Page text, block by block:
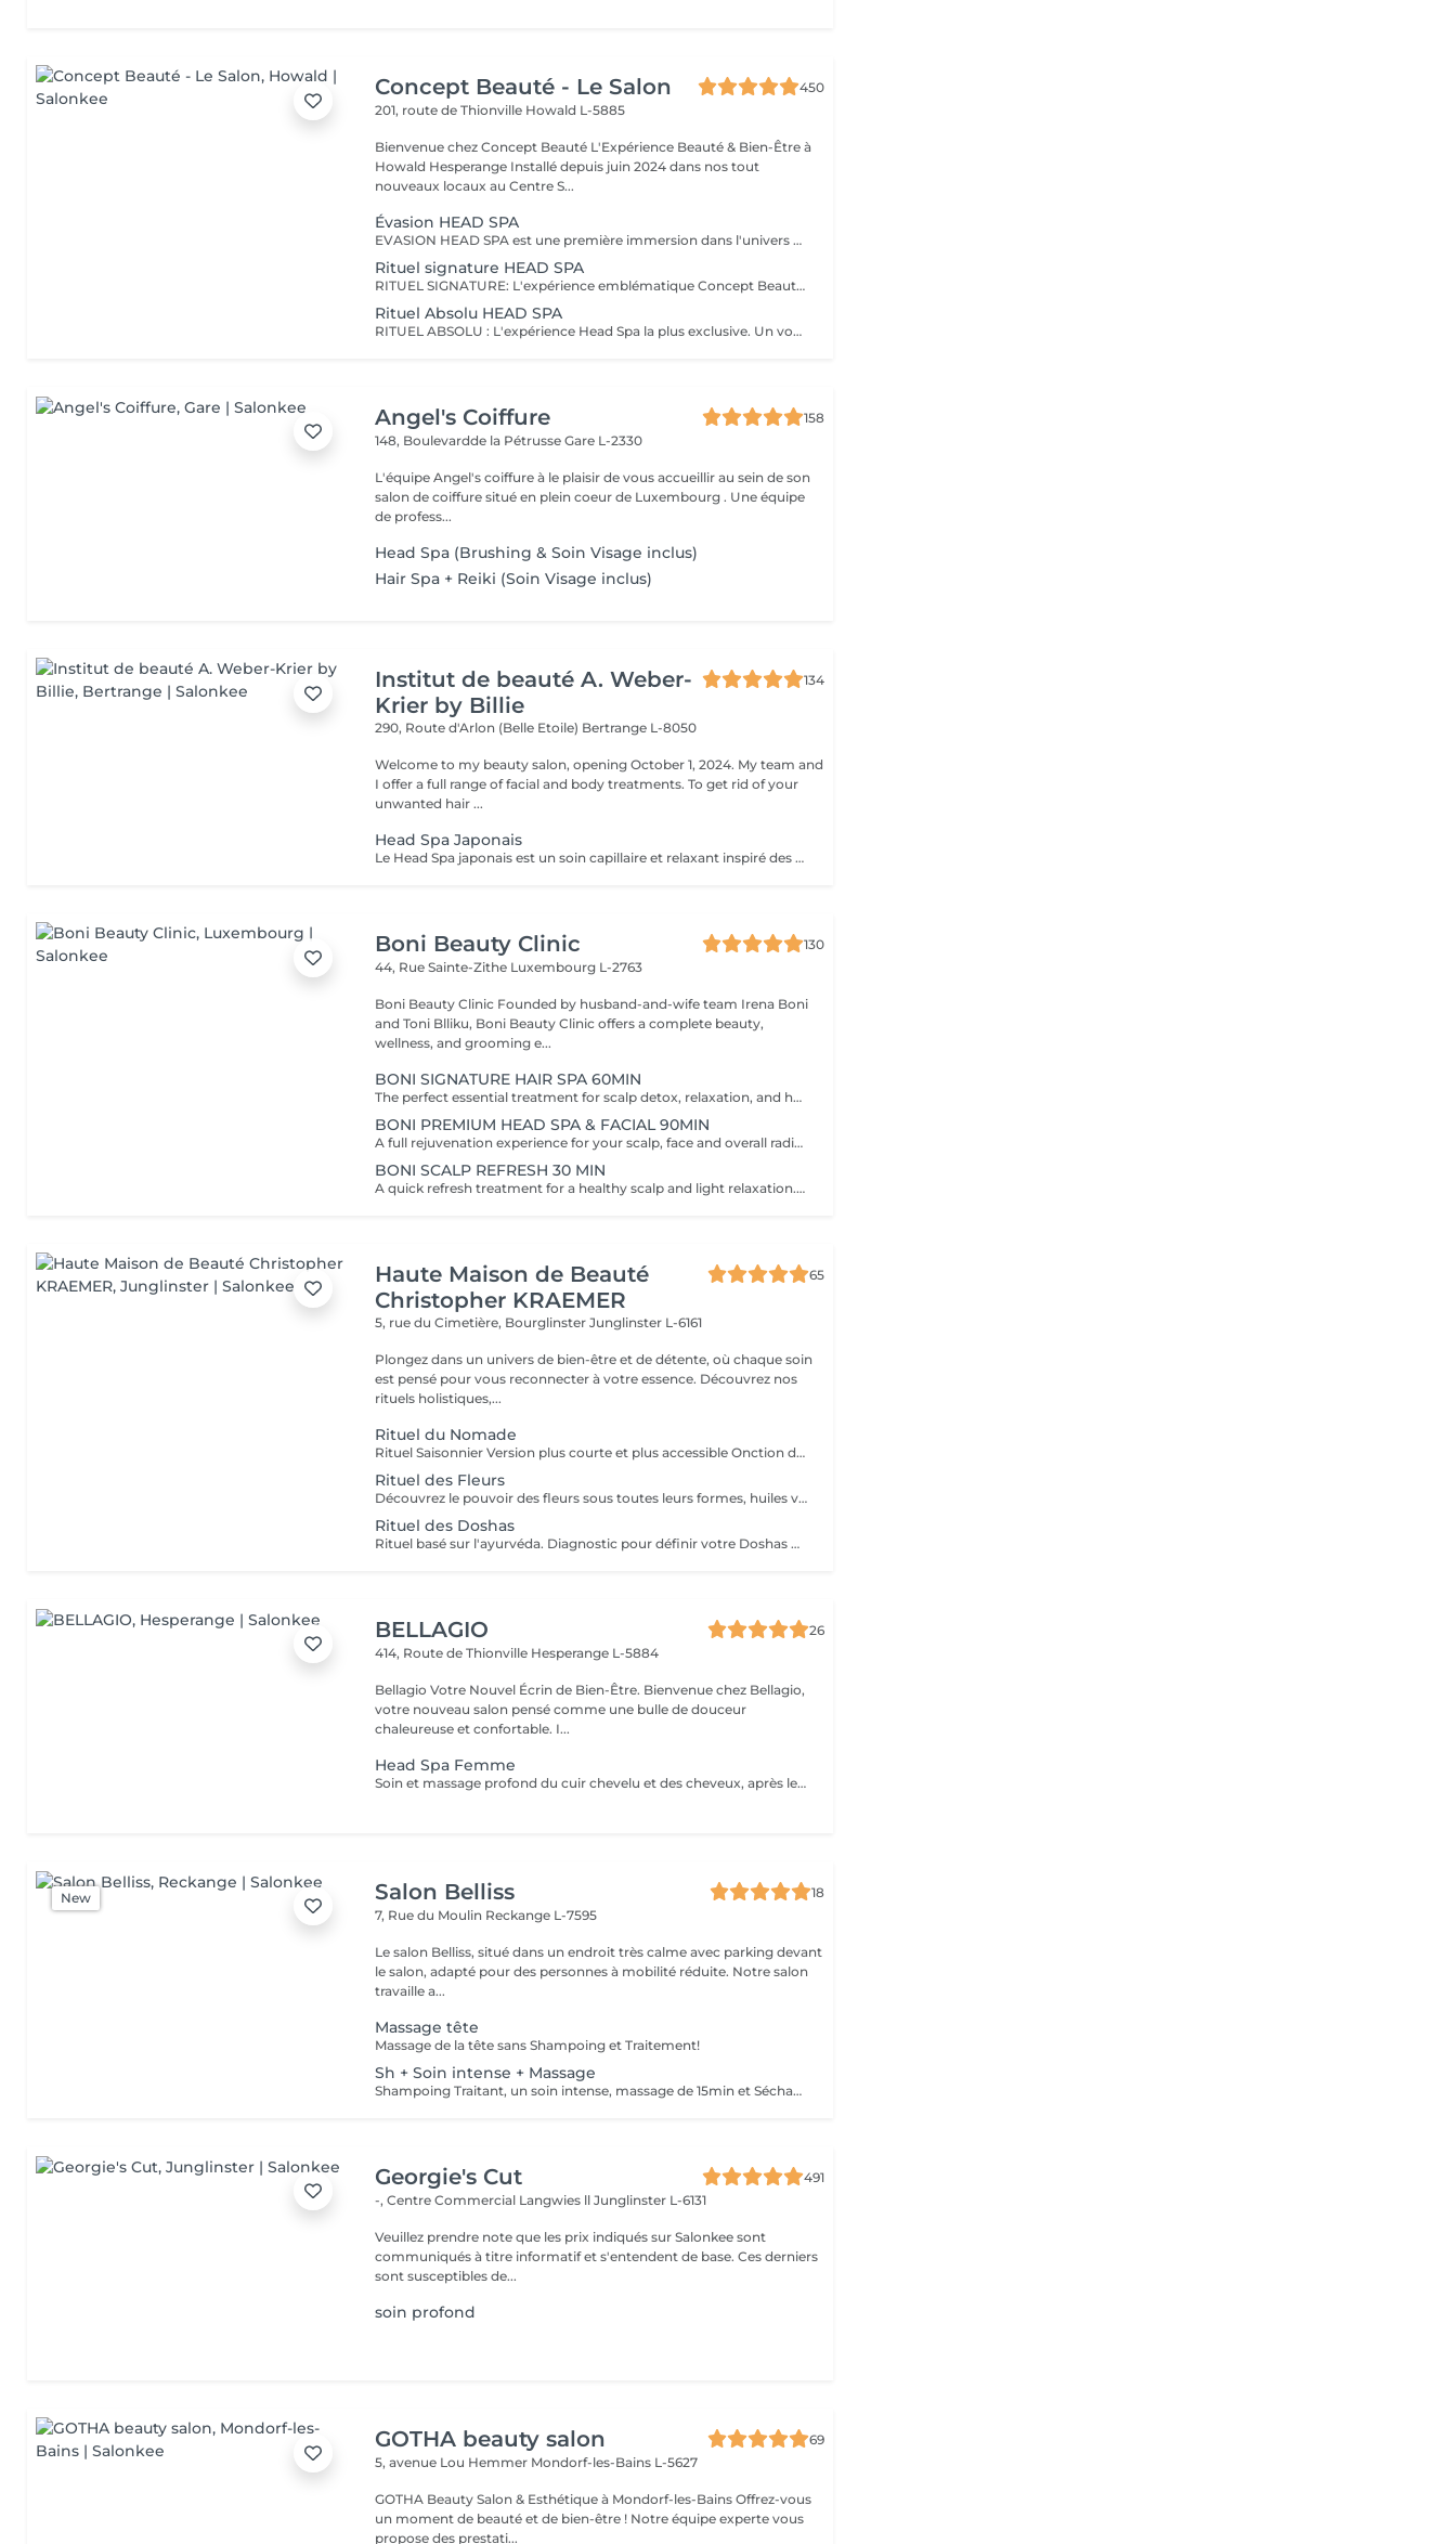
Concept Beauté - Le Salon
450
201, route de Thionville Howald L-5885
Bienvenue chez Concept Beauté L'Expérience Beauté & Bien-Être à
Howald Hesperange Installé depuis juin 2024 dans nos tout
nouveaux locaux au Centre S...
Évasion HEAD SPA
EVASION HEAD SPA est une première immersion dans l'univers du Head Spa. Ce rituel découverte vous invite à relâcher les tensions accumulées grâce à un massage du cuir chevelu associé à une expérience sensorielle autour de l'eau et à un soin adapté. Idéal pour découvrir les bienfaits du Head Spa et s'offrir un véritable moment de détente. Coiffage ou brushing inclus. DECOUVREZ NOTRE UNIVERS HEAD SPA, une expérience unique alliant relaxation profonde, soin du cuir chevelu et beauté du cheveu. Inspirés des rituels de bien-être japonais, nos soins Head Spa sont conçus pour procurer un véritable moment de déconnexion tout en prenant soin de vos cheveux et de votre cuir chevelu. Chaque rituel associe des techniques de massage relaxantes, un travail autour de l'eau, des soins professionnels adaptés et se termine par un coiffage ou un brushing afin que vous repartiez détendue et sublimée. Accordez-vous une parenthèse hors du temps et choisissez le rituel qui correspond à vos envies.
Rituel signature HEAD SPA
RITUEL SIGNATURE: L'expérience emblématique Concept Beauté. Un rituel complet alliant bien-être, soin du cuir chevelu, beauté du cheveu et coiffage personnalisé. DECOUVREZ NOTRE UNIVERS HEAD SPA, une expérience unique alliant relaxation profonde, soin du cuir chevelu et beauté du cheveu. Inspirés des rituels de bien-être japonais, nos soins Head Spa sont conçus pour procurer un véritable moment de déconnexion tout en prenant soin de vos cheveux et de votre cuir chevelu. Chaque rituel associe des techniques de massage relaxantes, un travail autour de l'eau, des soins professionnels adaptés et se termine par un coiffage ou un brushing afin que vous repartiez détendue et sublimée. Accordez-vous une parenthèse hors du temps et choisissez le rituel qui correspond à vos envies.
Rituel Absolu HEAD SPA
RITUEL ABSOLU : L'expérience Head Spa la plus exclusive. Un voyage sensoriel profond associant relaxation intense, soins experts et mise en beauté complète des cheveux. DECOUVREZ NOTRE UNIVERS HEAD SPA, une expérience unique alliant relaxation profonde, soin du cuir chevelu et beauté du cheveu. Inspirés des rituels de bien-être japonais, nos soins Head Spa sont conçus pour procurer un véritable moment de déconnexion tout en prenant soin de vos cheveux et de votre cuir chevelu. Chaque rituel associe des techniques de massage relaxantes, un travail autour de l'eau, des soins professionnels adaptés et se termine par un coiffage ou un brushing afin que vous repartiez détendue et sublimée. Accordez-vous une parenthèse hors du temps et choisissez le rituel qui correspond à vos envies.
Angel's Coiffure
158
148, Boulevardde la PétrusseGare L-2330
L'équipe Angel's coiffure à le plaisir de vous accueillir au sein de son
salon de coiffure situé en plein coeur de Luxembourg . Une équipe
de profess...
Head Spa (Brushing & Soin Visage inclus)
Hair Spa + Reiki (Soin Visage inclus)
Institut de beauté A. Weber-
Krier by Billie
134
290, Route d'Arlon (Belle Etoile) Bertrange L-8050
Welcome to my beauty salon, opening October 1, 2024. My team and
I offer a full range of facial and body treatments. To get rid of your
unwanted hair ...
Head Spa Japonais
Le Head Spa japonais est un soin capillaire et relaxant inspiré des rituels de bien-être japonais. Alliant techniques de massage du cuir chevelu, soins purifiants et hydratants, il cible à la fois la santé des cheveux et l'apaisement de l'esprit. Grâce à des mouvements précis et à des produits naturels, ce rituel libère les tensions, améliore la circulation sanguine et stimule la croissance capillaire. Idéal pour ceux qui recherchent un moment de détente profonde et des cheveux revitalisés, le Head Spa japonais apporte fraîcheur, équilibre et éclat des racines aux pointes.
Boni Beauty Clinic
130
44, Rue Sainte-Zithe Luxembourg L-2763
Boni Beauty Clinic Founded by husband-and-wife team Irena Boni
and Toni Blliku, Boni Beauty Clinic offers a complete beauty,
wellness, and grooming e...
BONI SIGNATURE HAIR SPA 60MIN
The perfect essential treatment for scalp detox, relaxation, and hair vitality. Scalp Analysis (Becon Pro Camera) Microbubble Scalp Cleansing Rootonix Scalp Treatment Aromatherapy Ritual Scalp Massage Blow Dry Optional Add-Ons Available Enhance your Head Spa experience with our optional add-on treatments: Scalp Ampoule Booster €15 Neck & Shoulder Massage (15 min) €20 Steam Therapy €15 Hair Styling Straight or Wavy Finish €20 Hand Massage (15 min) €20 These add-on services can be combined with any Head Spa treatment for an even more personalized and relaxing experience.
BONI PREMIUM HEAD SPA & FACIAL 90MIN
A full rejuvenation experience for your scalp, face and overall radiance. Scalp Analysis (Becon Pro Camera) Microbubble Scalp Cleansing Rootonix Scalp & Hair Treatment Steam & Mist Infusion Scalp Massage Customized Facial Blow Dry INCLUDES FACIAL
BONI SCALP REFRESH 30 MIN
A quick refresh treatment for a healthy scalp and light relaxation. -Scalp Analysis (Becon Pro Camera) -Microbubble Scalp Cleansing -Scalp Massage -Blow Dry
Haute Maison de Beauté
Christopher KRAEMER
65
5, rue du Cimetière, BourglinsterJunglinster L-6161
Plongez dans un univers de bien-être et de détente, où chaque soin
est pensé pour vous reconnecter à votre essence. Découvrez nos
rituels holistiques,...
Rituel du Nomade
Rituel Saisonnier Version plus courte et plus accessible Onction d'huile d'aloès-vera-argan-dattier, gommage aux pépins de fraise et poudre d'ananas, cataplasme au rhassoul, bain de vapeur citron vert-menthe, shampooing citron vert-lavande-ylang-ylang, masque Néroli-ciste ladanifère-menthe avec massage de la tête, cascade, pulvérisation faciale hydrolat de fleur d'oranger
Rituel des Fleurs
Découvrez le pouvoir des fleurs sous toutes leurs formes, huiles végétales, essentielles, infusions etc Un moment de poésie, qui vous laissera sans voix.. Véritable moment de relaxation complète. Sauna infrarouge, Massage shiatsu, bol d'air jacquier, douche. Onction d'huiles précieuses, hammam crânien, facial et respiratoire, bains rythmés avec méditation guidée, exercices de sophrologie, shampooing, pose de masque et massage crânien, rituel de la cascade, rinçage à l'infusion de plantes et pulvérisation faciale aux hydrolats qui clôturent le soin. Ne comprend pas le séchage des cheveux.
Rituel des Doshas
Rituel basé sur l'ayurvéda. Diagnostic pour définir votre Doshas dominant afin de le rééquilibrer En plus des rituels complets -Diagnostic -Application d'huiles chaudes -Application cataplasmes ayurvédiques (cuir chevelu & cheveux)
BELLAGIO
26
414, Route de Thionville Hesperange L-5884
Bellagio Votre Nouvel Écrin de Bien-Être. Bienvenue chez Bellagio,
votre nouveau salon pensé comme une bulle de douceur
chaleureuse et confortable. I...
Head Spa Femme
Soin et massage profond du cuir chevelu et des cheveux, après le soins un brushing ou séchage naturelle .
New Salon Belliss
18
7, Rue du Moulin Reckange L-7595
Le salon Belliss, situé dans un endroit très calme avec parking devant
le salon, adapté pour des personnes à mobilité réduite. Notre salon
travaille a...
Massage tête
Massage de la tête sans Shampoing et Traitement!
Sh + Soin intense + Massage
Shampoing Traitant, un soin intense, massage de 15min et Séchage
Georgie's Cut
491
-, Centre Commercial Langwies llJunglinster L-6131
Veuillez prendre note que les prix indiqués sur Salonkee sont
communiqués à titre informatif et s'entendent de base. Ces derniers
sont susceptibles de...
soin profond
GOTHA beauty salon
69
5, avenue Lou Hemmer Mondorf-les-Bains L-5627
GOTHA Beauty Salon & Esthétique à Mondorf-les-Bains Offrez-vous
un moment de beauté et de bien-être ! Notre équipe experte vous
propose des prestati...